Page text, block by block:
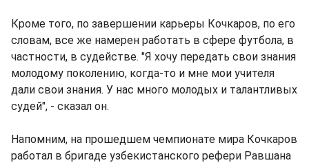
Кроме того, по завершении карьеры Кочкаров, по его
словам, все же намерен работать в сфере футбола, в
частности, в судействе. "Я хочу передать свои знания
молодому поколению, когда-то и мне мои учителя
дали свои знания. У нас много молодых и талантливых
судей", - сказал он.
Напомним, на прошедшем чемпионате мира Кочкаров
работал в бригаде узбекистанского рефери Равшана